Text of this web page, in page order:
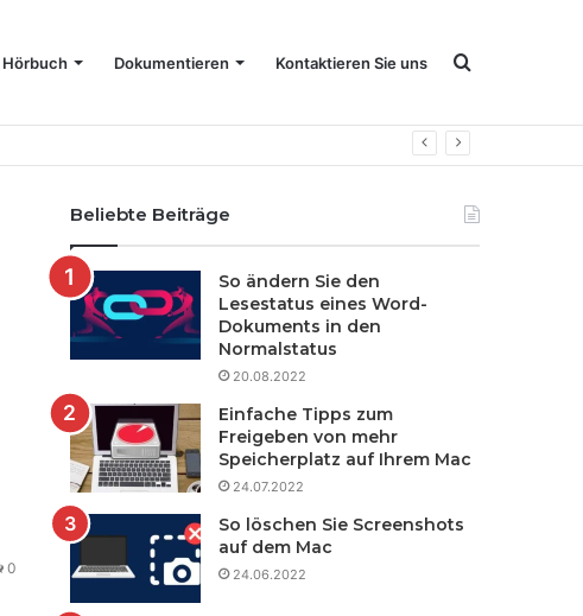
Hörbuch Dokumentieren Kontaktieren Sie uns Suchen
0
Beliebte Beiträge
So ändern Sie den
Lesestatus eines Word-
Dokuments in den
Normalstatus
20.08.2022
Einfache Tipps zum
Freigeben von mehr
Speicherplatz auf Ihrem Mac
24.07.2022
So löschen Sie Screenshots
auf dem Mac
24.06.2022